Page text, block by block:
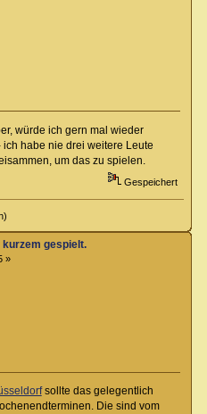
würde ich gern mal wieder
habe nie drei weitere Leute
um das zu spielen.
Gespeichert
kurzem gespielt.
»
sollte das gelegentlich
Die sind vom